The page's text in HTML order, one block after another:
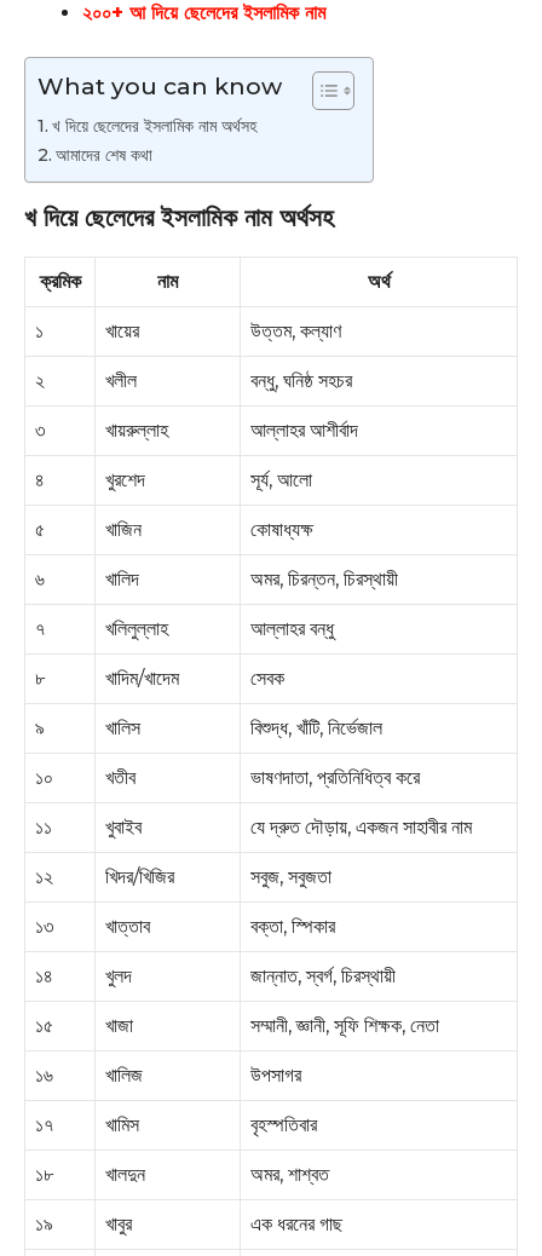
২০০+ আ দিয়ে ছেলেদের ইসলামিক নাম
What you can know
খ দিয়ে ছেলেদের ইসলামিক নাম অর্থসহ
আমাদের শেষ কথা
খ দিয়ে ছেলেদের ইসলামিক নাম অর্থসহ
ক্রমিক নাম অর্থ
১ খায়ের উত্তম, কল্যাণ
২ খলীল বন্ধু, ঘনিষ্ঠ সহচর
৩ খায়রুল্লাহ আল্লাহর আশীর্বাদ
৪ খুরশেদ সূর্য, আলো
৫ খাজিন কোষাধ্যক্ষ
৬ খালিদ অমর, চিরন্তন, চিরস্থায়ী
৭ খলিলুল্লাহ আল্লাহর বন্ধু
৮ খাদিম/খাদেম সেবক
৯ খালিস বিশুদ্ধ, খাঁটি, নির্ভেজাল
১০ খতীব ভাষণদাতা, প্রতিনিধিত্ব করে
১১ খুবাইব যে দ্রুত দৌড়ায়, একজন সাহাবীর নাম
১২ খিদর/খিজির সবুজ, সবুজতা
১৩ খাত্তাব বক্তা, স্পিকার
১৪ খুলদ জান্নাত, স্বর্গ, চিরস্থায়ী
১৫ খাজা সম্মানী, জ্ঞানী, সূফি শিক্ষক, নেতা
১৬ খালিজ উপসাগর
১৭ খামিস বৃহস্পতিবার
১৮ খালদুন অমর, শাশ্বত
১৯ খাবুর এক ধরনের গাছ